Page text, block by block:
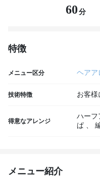
60 分
特徴
メニュー区分 ヘアア
技術特徴 お客様
得意なアレンジ
ハーフ
ぱ 、
メニュー紹介